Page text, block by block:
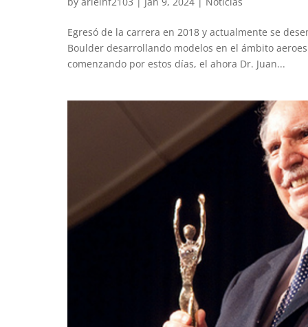
Egresó de la carrera en 2018 y actualmente se
Boulder desarrollando modelos en el ámbito
comenzando por estos días, el ahora Dr. Juan...